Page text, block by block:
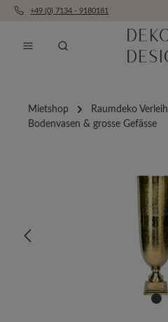
Zum Hauptinhalt springen
+49 (0) 7134 - 9180181
Mietshop
Raumdeko Verleih
Bodenvasen & grosse Gefässe